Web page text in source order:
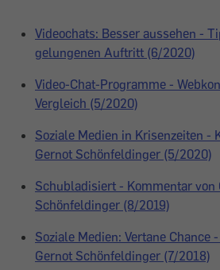
Videochats: Besser aussehen -
gelungenen Auftritt (6/2020)
Video-Chat-Programme -
Vergleich (5/2020)
Soziale Medien in Krisenzeiten -
Gernot Schönfeldinger (5/2020)
Schubladisiert - Kommentar von
Schönfeldinger (8/2019)
Soziale Medien: Vertane Chance
Gernot Schönfeldinger (7/2018)